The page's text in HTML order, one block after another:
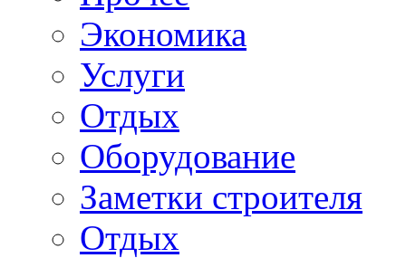
Экономика
Услуги
Отдых
Оборудование
Заметки строителя
Отдых